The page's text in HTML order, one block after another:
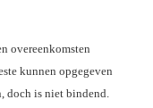
overeenkomsten
kunnen opgegeven
doch is niet bindend.